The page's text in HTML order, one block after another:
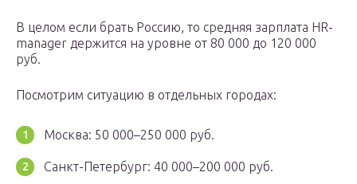
В целом если брать Россию, то средняя зарплата HR-
manager держится на уровне от 80 000 до 120 000
руб.
Посмотрим ситуацию в отдельных городах:
Москва: 50 000–250 000 руб.
Санкт-Петербург: 40 000–200 000 руб.